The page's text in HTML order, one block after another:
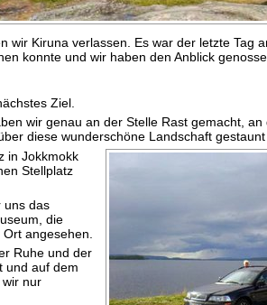
wir Kiruna verlassen. Es war der letzte Tag
konnte und wir haben den Anblick
Ziel.
wir genau an der Stelle Rast gemacht,
diese wunderschöne Landschaft
in Jokkmokk
Stellplatz
uns das
die
angesehen.
Ruhe und der
und auf dem
nur